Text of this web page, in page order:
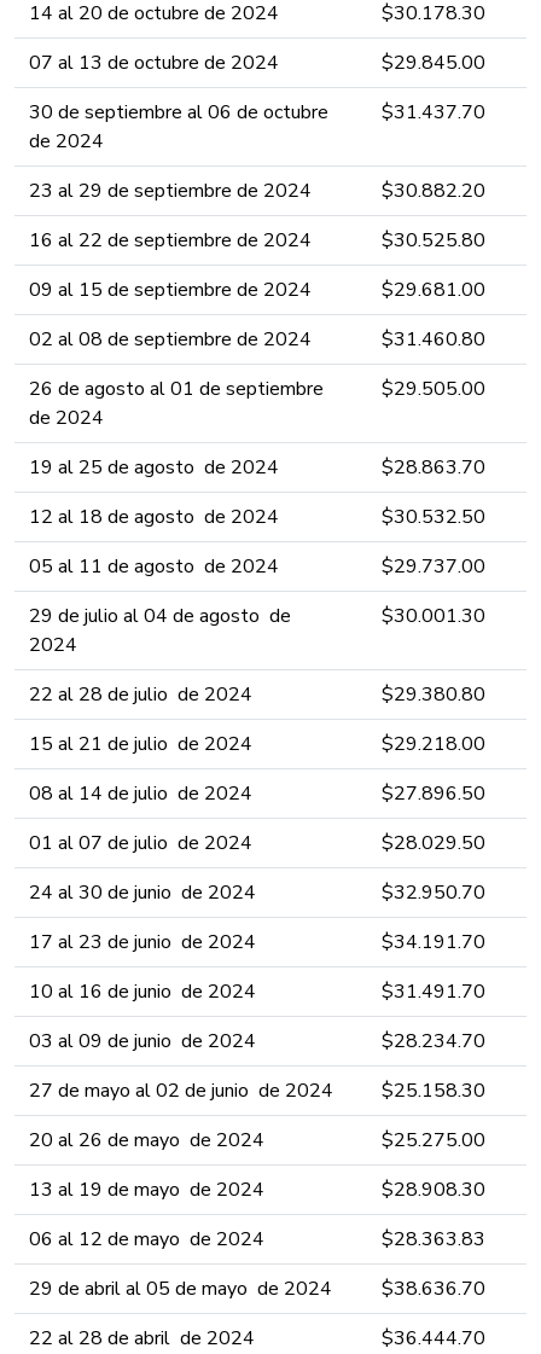
14 al 20 ​d​e octubre ​​​​de 2024 ​​​​​​​​​​​​​​
​​$30.178.​​​30​​​​
07 al 13 d​e octubre ​​​​de 2024 ​​​​​​​​​​​​​​
​​$29.845.​0​​​0​​​​
30 de septiembre al 06 d​e octubre ​​​​
de 2024 ​​​​​​​​​​​​​​
​​$31.437.​7​​0​​​​
23 al 29 d​e septiembre ​​​​de 2024 ​​​​​​​​​​​​​​
​​$30.882.​2​​​​​0​​​​
16 al 22 d​e septiembre ​​​​de 2024 ​​​​​​​​​​​​​​
​​$30.525.​8​​​​0​​​​
09 al 15 d​e septiembre ​​​​de 2024 ​​​​​​​​​​​​​
​​$29.681.​0​​​0​​​​
02 al 08 d​e septiembre ​​​​de 2024 ​​​​​​​​​​​​​
​​$31.460.​8​​0​​​​
26 de agosto al 01 d​e septiembre ​​​
de 2024 ​​​​​​​​​​​​​
​​$29.505​​.​0​0​​​​
19 al 25 d​e agosto ​​​​de 2024 ​​​​​​​​​​​​​
​​$28.863​​.​7​​​​​0​​​​
12 al 18 d​e agosto ​​​​de 2024 ​​​​​​​​​​​​​
​​$30.532​​.​5​​​​0​​​​
05 al 11 d​e agosto ​​​​de 2024 ​​​​​​​​​​​​
​​$29.737​​.​0​​​0​​​​
29 de julio al 04 d​e agosto ​​​​de
2024 ​​​​​​​​​​​
​​$30.001​​.​3​​0​​​​
22 al 28 d​e julio ​​​​de 2024 ​​​​​​​​​​
​​$29.380​​.​8​0​​​​
15 al 21 d​e julio ​​​​de 2024 ​​​​​​​​​​
​​$29.218​​.​0​0​​​​
08 al 14 d​e julio ​​​​de 2024 ​​​​​​​​​​
​​$27.896​​.​5​0​​​​
01 al 07 d​e julio ​​​​de 2024 ​​​​​​​​​​
​​$28.029.​5​​0​​​​
24 al 30 d​e junio ​​​​de 2024 ​​​​​​​​​​
​​$32.950​​.​7​​0​​​​
17 al 23 d​e junio ​​​​de 2024 ​​​​​​​​​​
​​$34.1​91​.​7​​0​​​​
10 al 16 d​e junio ​​​​de 2024 ​​​​​​​​​​
​​$31.491​.​7​​0​​​​
03 al 09 d​e junio ​​​​de 2024 ​​​​​​​​​​
​​$28​.234.​7​​0​​​​
27 de mayo al 02 d​e junio ​​​​de 2024 ​​​​​​​​​​
​​$25​.158.​3​0​​​​
20 al 26 d​e mayo ​​​​de 2024 ​​​​​​​​​​
​​$25​.275.​00​​​​
13 al 19 de mayo ​​​​de 2024 ​​​​​​​​​​
​​$28.908.​30​​​​
06 al 12 de mayo ​​​​de 2024 ​​​​​​​​​​
​​$28.363​.​83​​​
29 de abril al 05 de mayo ​​​​de 2024 ​​​​​​​​​​
​​$38.636​.​7​​​​​0
22 al 28 de abril ​​​​de 2024 ​​​​​​​​​​
​​$36.444.​7​​​​​0